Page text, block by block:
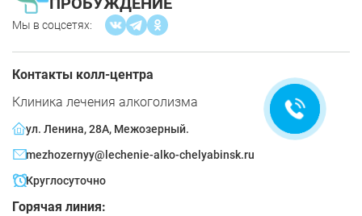
Здравствуйте! Готова помочь
вам. Напишите мне, если у
Мы в соцсетях:
Контакты колл-центра
Клиника лечения алкоголизма
ул. Ленина, 28А, Межозерный.
mezhozernyy@lechenie-alko-chelyabinsk.ru
Круглосуточно
Горячая линия: